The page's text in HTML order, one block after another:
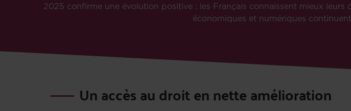
2025 confirme une évolution positive : les Français connaissent mieux
économiques et numériques
Un accès au droit en nette amélioration